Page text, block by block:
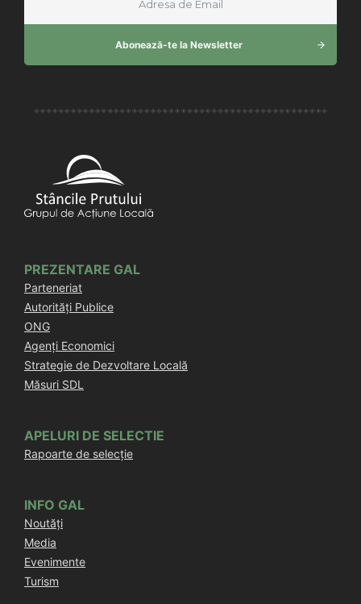
Abonează-te la Newsletter
PREZENTARE GAL
Parteneriat
Autorități Publice
ONG
Agenți Economici
Strategie de Dezvoltare Locală
Măsuri SDL
APELURI DE SELECTIE
Rapoarte de selecție
INFO GAL
Noutăți
Media
Evenimente
Turism